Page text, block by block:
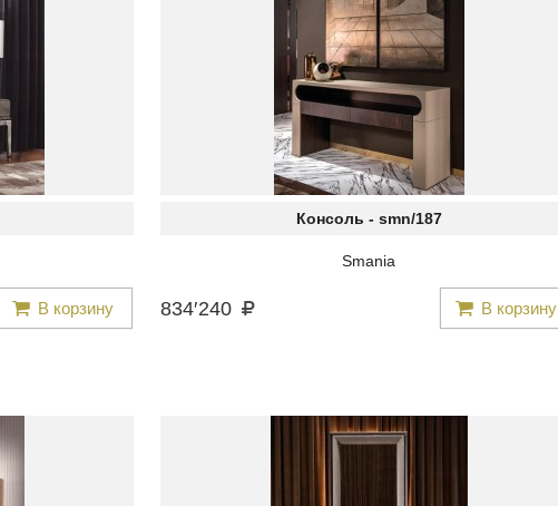
В корзину
Консоль - smn/187
Smania
834′240 В корзину